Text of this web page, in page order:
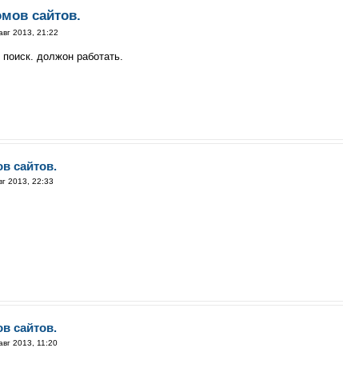
сайтов.
2013, 21:22
должон работать.
сайтов.
2013, 22:33
сайтов.
2013, 11:20